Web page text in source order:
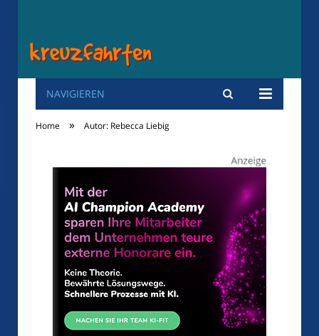
Kreuzfahrten
NAVIGIEREN
Home » Autor: Rebecca Liebig